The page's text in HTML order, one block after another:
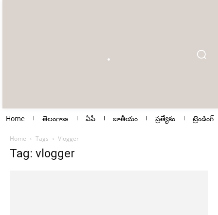
Home తెలంగాణ ఏపీ జాతీయం ప్రత్యేకం ట్రెండింగ్
Home Tags Vlogger
Tag: vlogger